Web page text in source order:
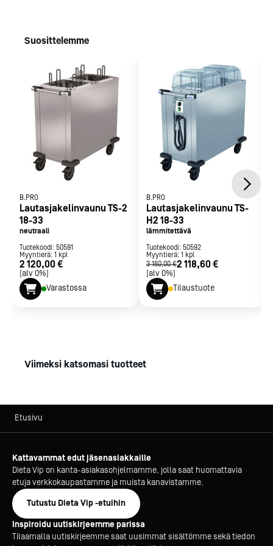
Kulmissa ja työntökahvassa törmäyssuojat,
4 kpl pyöriä, halk. 125 mm, 2 kpl jarrulla,
korroosionkestävät (DIN 18867/8).
Rakenne ruostumatonta terästä.
Suosittelemme
B.PRO
Lautasjakelinvaunu TS-2
18-33
neutraali
Tuotekoodi: 50591
Myyntierä: 1 kpl
2 120,00 €
[alv 0%]
Varastossa
B.PRO
Lautasjakelinvaunu TS-
H2 18-33
lämmitettävä
Tuotekoodi: 50592
Myyntierä: 1 kpl
3 160,00 €2 118,60 €
[alv 0%]
Tilaustuote
Viimeksi katsomasi tuotteet
Etusivu
Kattavammat edut jäsenasiakkaille
Dieta Vip on kanta-asiakasohjelmamme, jolla saat huomattavia
etuja verkkokaupastamme ja muista kanavistamme.
Tutustu Dieta Vip -etuihin
Inspiroidu uutiskirjeemme parissa
Tilaamalla uutiskirjeemme saat uusimmat sisältömme sekä tiedon